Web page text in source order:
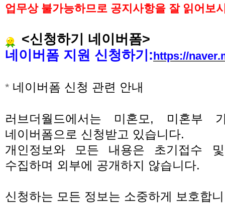
업무상 불가능하므로 공지사항을 잘 읽어보
<신청하기 네이버폼>
네이버폼 지원 신청하기 : https://
* 네이버폼 신청 관련 안내
러브더월드에서는 미혼모 , 미혼부
네이버폼으로 신청받고 있습니다.
개인정보와 모든 내용은 초기접수
수집하며 외부에 공개하지 않습니다.
신청하는 모든 정보는 소중하게 보호합